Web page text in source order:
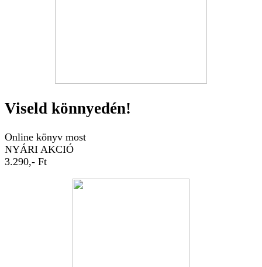
Viseld könnyedén!
Online könyv most
NYÁRI AKCIÓ
3.290,- Ft